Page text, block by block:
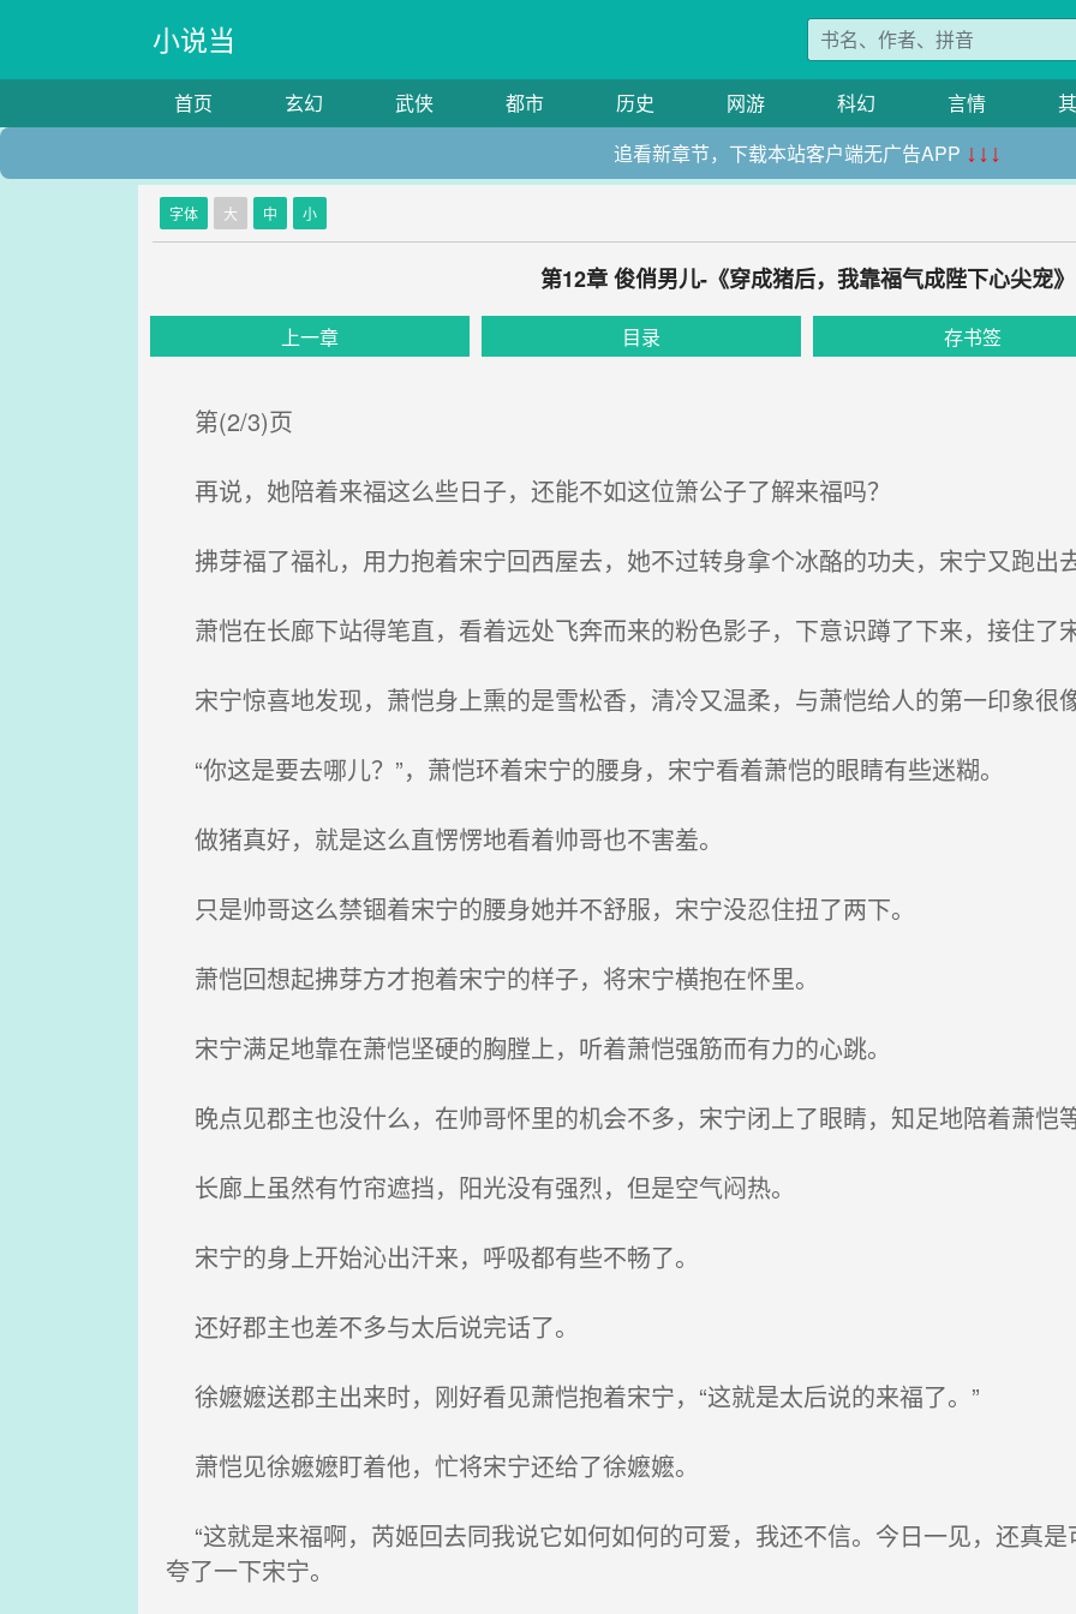
小说当
首页 玄幻 武侠 都市 历史 网游 科幻 言情
追看新章节，下载本站客户端无广告APP ↓↓↓
字体 大 中 小
第12章 俊俏男儿-《穿成猪后，我靠福气成陛下心尖宠》
上一章 目录 存书签
第(2/3)页
再说，她陪着来福这么些日子，还能不如这位箫公子了解来福吗？
拂芽福了福礼，用力抱着宋宁回西屋去，她不过转身拿个冰酪的功夫，宋宁又跑出去
萧恺在长廊下站得笔直，看着远处飞奔而来的粉色影子，下意识蹲了下来，接住了宋
宋宁惊喜地发现，萧恺身上熏的是雪松香，清冷又温柔，与萧恺给人的第一印象很像
“你这是要去哪儿？”，萧恺环着宋宁的腰身，宋宁看着萧恺的眼睛有些迷糊。
做猪真好，就是这么直愣愣地看着帅哥也不害羞。
只是帅哥这么禁锢着宋宁的腰身她并不舒服，宋宁没忍住扭了两下。
萧恺回想起拂芽方才抱着宋宁的样子，将宋宁横抱在怀里。
宋宁满足地靠在萧恺坚硬的胸膛上，听着萧恺强筋而有力的心跳。
晚点见郡主也没什么，在帅哥怀里的机会不多，宋宁闭上了眼睛，知足地陪着萧恺等
长廊上虽然有竹帘遮挡，阳光没有强烈，但是空气闷热。
宋宁的身上开始沁出汗来，呼吸都有些不畅了。
还好郡主也差不多与太后说完话了。
徐嬷嬷送郡主出来时，刚好看见萧恺抱着宋宁，“这就是太后说的来福了。”
萧恺见徐嬷嬷盯着他，忙将宋宁还给了徐嬷嬷。
“这就是来福啊，芮姬回去同我说它如何如何的可爱，我还不信。今日一见，还真
夸了一下宋宁。